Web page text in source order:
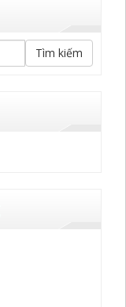
Tìm kiếm